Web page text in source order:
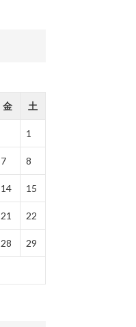
金 土
1
7 8
14 15
21 22
28 29